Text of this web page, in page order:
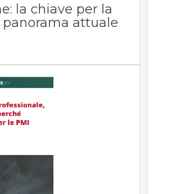
la chiave per la
attuale